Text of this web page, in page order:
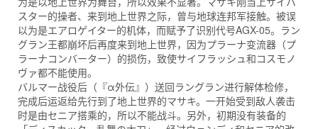
スター的操者、来到地上世界之际，曾与地球连邦军接触。被误
以为是エアロゲイター的机体，而赋予了识别代号AGX-05。ラン
グラン王都崩坏后再度来到地上世界，因为プラーナ变流器（プ
ラーナコンバーター）的损伤，致使サイフラッシュ和コスモノ
ヴァ都不能使用。
バルマー战役后（『α外伝』）送回ラングラン进行解体检修，
完成后运返给先行到了地上世界的マサキ。一开始受到敌人袭击
时是由セニア搭乘的，所以不能战斗。另外，初期没有装备的